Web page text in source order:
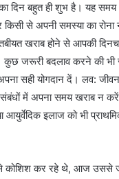
बहुत ही शुभ है। यह समय
से अपनी समस्या का रोना
खराब होने से आपकी
कुछ जरूरी बदलाव करने की
सही योगदान दें। लव:
में अपना समय खराब न
इलाज को भी
कर रहे थे, आज उससे